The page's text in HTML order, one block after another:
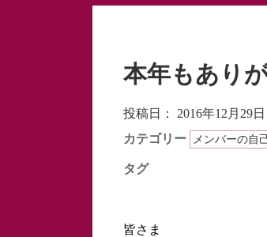
本年もあり
投稿日： 2016年12月29日
カテゴリー
メンバーの自
タグ
皆さま